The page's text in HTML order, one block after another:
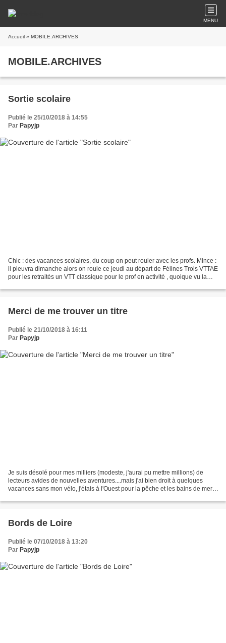
MENU
Accueil » MOBILE.ARCHIVES
MOBILE.ARCHIVES
Sortie scolaire
Publié le 25/10/2018 à 14:55
Par Papyjp
Chic : des vacances scolaires, du coup on peut rouler avec les profs. Mince :
il pleuvra dimanche alors on roule ce jeudi au départ de Félines Trois VTTAE
pour les retraités un VTT classique pour le prof en activité , quoique vu la
Merci de me trouver un titre
Publié le 21/10/2018 à 16:11
Par Papyjp
Je suis désolé pour mes milliers (modeste, j'aurai pu mettre millions) de
lecteurs avides de nouvelles aventures....mais j'ai bien droit à quelques
vacances sans mon vélo, j'étais à l'Ouest pour la pêche et les bains de mer,
Bords de Loire
Publié le 07/10/2018 à 13:20
Par Papyjp